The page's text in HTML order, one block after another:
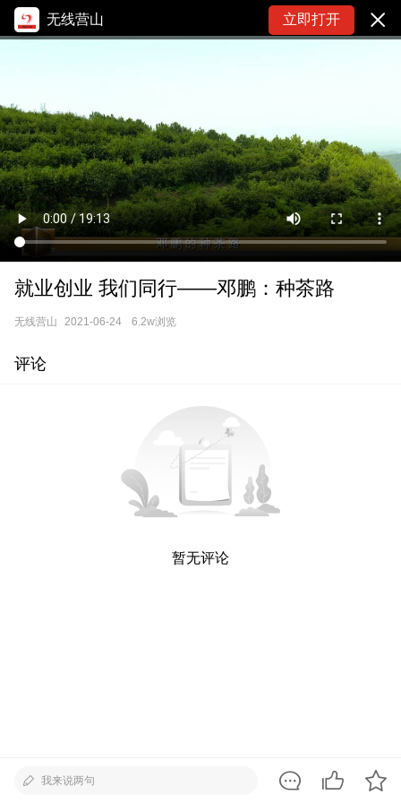
无线营山 立即打开
就业创业 我们同行——邓鹏：种茶路
无线营山 2021-06-24 6.2w浏览
评论
暂无评论
我来说两句